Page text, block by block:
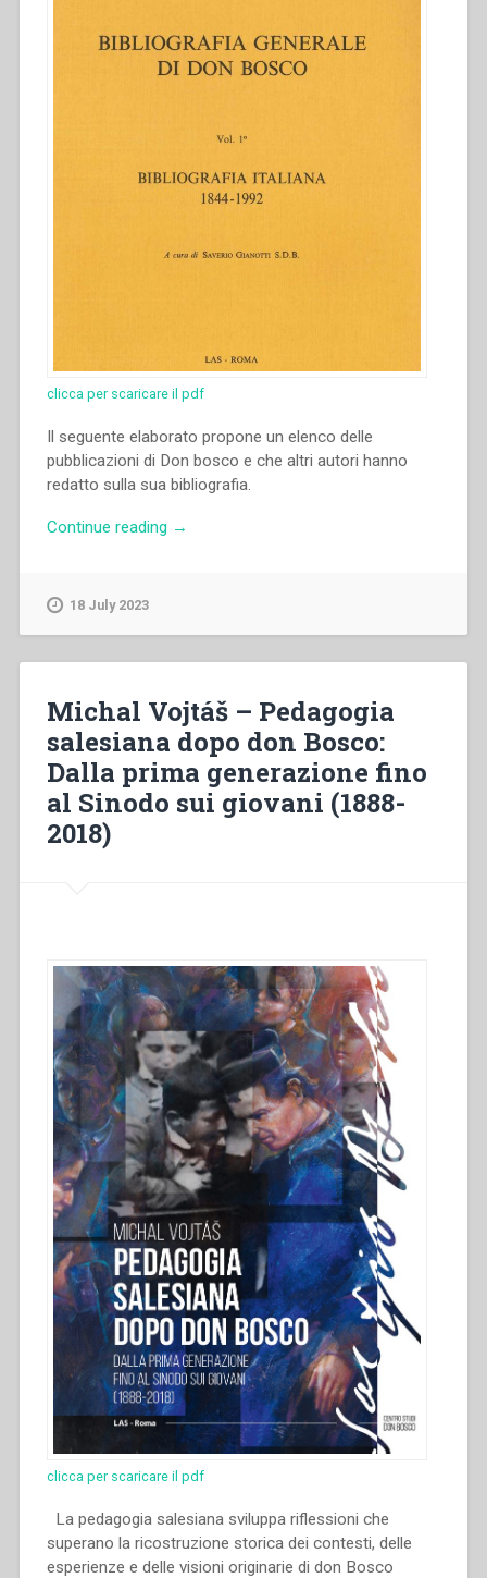
clicca per scaricare il pdf
Il seguente elaborato propone un elenco delle
pubblicazioni di Don bosco e che altri autori hanno
redatto sulla sua bibliografia.
Continue reading “Saverio
→
18 July 2023
Michal Vojtáš – Pedagogia
salesiana dopo don Bosco:
Dalla prima generazione fino
al Sinodo sui giovani (1888-
2018)
clicca per scaricare il pdf
La pedagogia salesiana sviluppa riflessioni che
superano la ricostruzione storica dei contesti, delle
esperienze e delle visioni originarie di don Bosco